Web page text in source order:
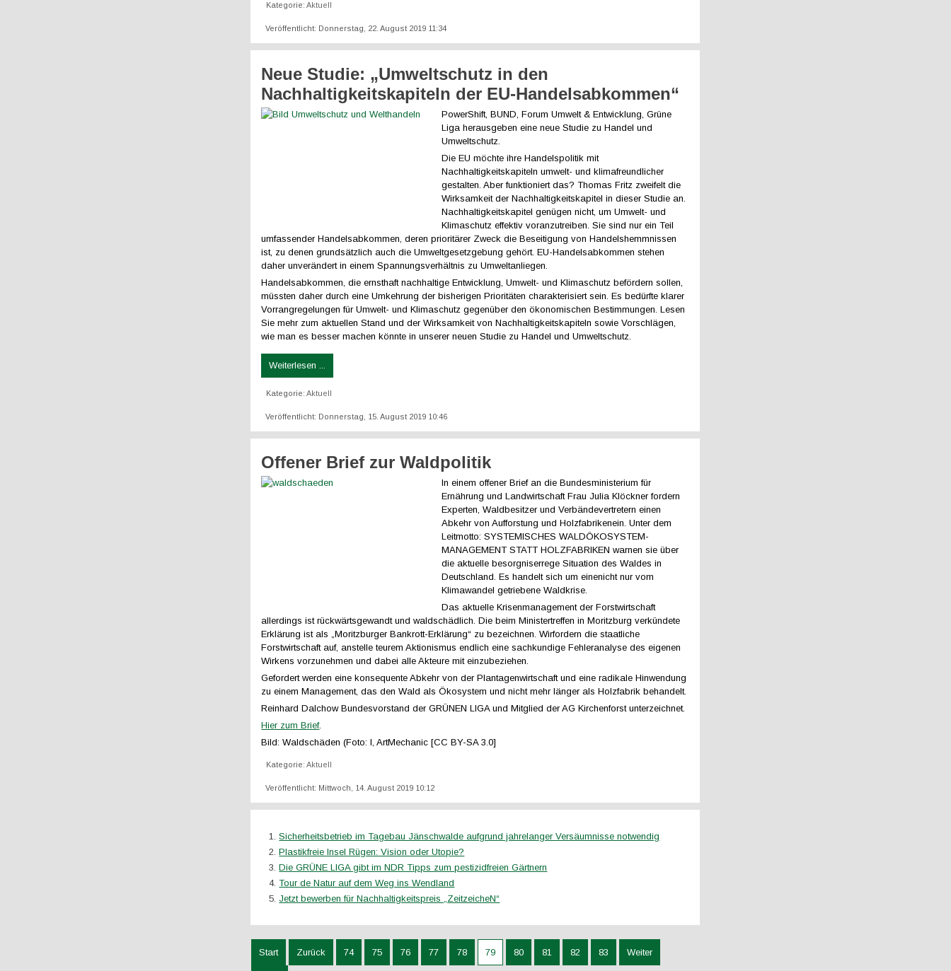
Kategorie:Aktuell
Veröffentlicht: Donnerstag, 22. August 2019 11:34
Neue Studie: „Umweltschutz in den
Nachhaltigkeitskapiteln der EU-Handelsabkommen“
PowerShift, BUND, Forum Umwelt & Entwicklung, Grüne
Liga herausgeben eine neue Studie zu Handel und
Umweltschutz.
Die EU möchte ihre Handelspolitik mit
Nachhaltigkeitskapiteln umwelt- und klimafreundlicher
gestalten. Aber funktioniert das? Thomas Fritz zweifelt die
Wirksamkeit der Nachhaltigkeitskapitel in dieser Studie an.
Nachhaltigkeitskapitel genügen nicht, um Umwelt- und
Klimaschutz effektiv voranzutreiben. Sie sind nur ein Teil
umfassender Handelsabkommen, deren prioritärer Zweck die Beseitigung von Handelshemmnissen
ist, zu denen grundsätzlich auch die Umweltgesetzgebung gehört. EU-Handelsabkommen stehen
daher unverändert in einem Spannungsverhältnis zu Umweltanliegen.
Handelsabkommen, die ernsthaft nachhaltige Entwicklung, Umwelt- und Klimaschutz befördern sollen,
müssten daher durch eine Umkehrung der bisherigen Prioritäten charakterisiert sein. Es bedürfte klarer
Vorrangregelungen für Umwelt- und Klimaschutz gegenüber den ökonomischen Bestimmungen. Lesen
Sie mehr zum aktuellen Stand und der Wirksamkeit von Nachhaltigkeitskapiteln sowie Vorschlägen,
wie man es besser machen könnte in unserer neuen Studie zu Handel und Umweltschutz.
Weiterlesen ...
Kategorie:Aktuell
Veröffentlicht: Donnerstag, 15. August 2019 10:46
Offener Brief zur Waldpolitik
In einem offener Brief an die Bundesministerium für
Ernährung und Landwirtschaft Frau Julia Klöckner fordern
Experten, Waldbesitzer und Verbändevertretern einen
Abkehr von Aufforstung und Holzfabrikenein. Unter dem
Leitmotto: SYSTEMISCHES WALDÖKOSYSTEM-
MANAGEMENT STATT HOLZFABRIKEN warnen sie über
die aktuelle besorgniserrege Situation des Waldes in
Deutschland. Es handelt sich um einenicht nur vom
Klimawandel getriebene Waldkrise.
Das aktuelle Krisenmanagement der Forstwirtschaft
allerdings ist rückwärtsgewandt und waldschädlich. Die beim Ministertreffen in Moritzburg verkündete
Erklärung ist als „Moritzburger Bankrott-Erklärung“ zu bezeichnen. Wirfordern die staatliche
Forstwirtschaft auf, anstelle teurem Aktionismus endlich eine sachkundige Fehleranalyse des eigenen
Wirkens vorzunehmen und dabei alle Akteure mit einzubeziehen.
Gefordert werden eine konsequente Abkehr von der Plantagenwirtschaft und eine radikale Hinwendung
zu einem Management, das den Wald als Ökosystem und nicht mehr länger als Holzfabrik behandelt.
Reinhard Dalchow Bundesvorstand der GRÜNEN LIGA und Mitglied der AG Kirchenforst unterzeichnet.
Hier zum Brief.
Bild: Waldschäden (Foto: I, ArtMechanic [CC BY-SA 3.0]
Kategorie:Aktuell
Veröffentlicht: Mittwoch, 14. August 2019 10:12
Sicherheitsbetrieb im Tagebau Jänschwalde aufgrund jahrelanger Versäumnisse notwendig
Plastikfreie Insel Rügen: Vision oder Utopie?
Die GRÜNE LIGA gibt im NDR Tipps zum pestizidfreien Gärtnern
Tour de Natur auf dem Weg ins Wendland
Jetzt bewerben für Nachhaltigkeitspreis „ZeitzeicheN“
Start Zurück 74 75 76 77 78 79 80 81 82 83 Weiter